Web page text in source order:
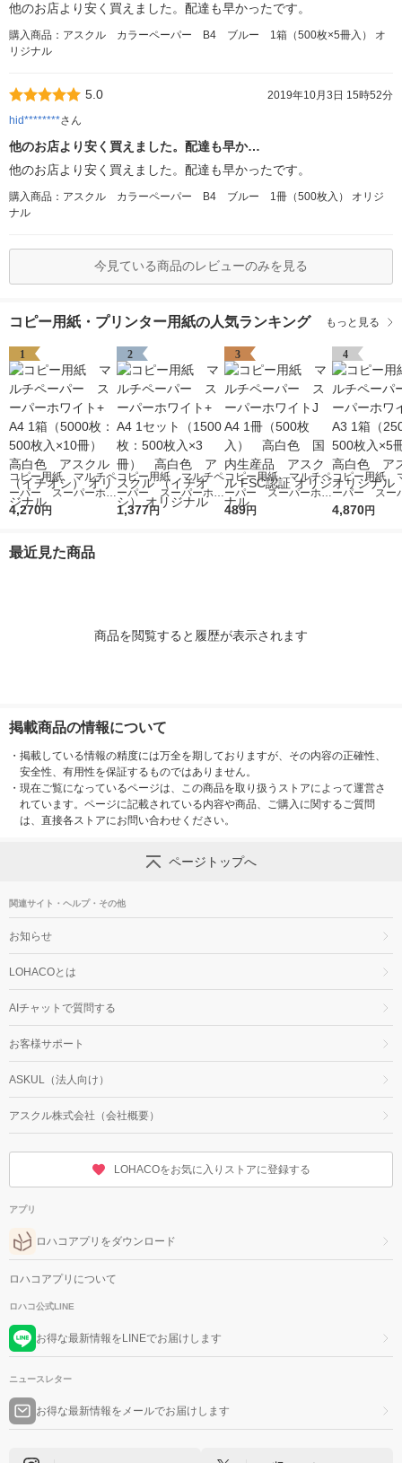
他のお店より安く買えました。配達も早かったです。
購入商品：アスクル カラーペーパー B4 ブルー 1箱（500枚×5冊入） オ
リジナル
5.0
2019年10月3日 15時52分
hid********さん
他のお店より安く買えました。配達も早か…
他のお店より安く買えました。配達も早かったです。
購入商品：アスクル カラーペーパー B4 ブルー 1冊（500枚入） オリジ
ナル
今見ている商品のレビューのみを見る
コピー用紙・プリンター用紙の人気ランキング もっと見る
1
コピー用紙 マルチペ
ーパー スーパーホワ
イト+ A4 1箱（5000
（イチオシ） オリジ
4,270円
2
コピー用紙 マルチペ
ーパー スーパーホワ
イト+ A4 1セット
1,377円
3
コピー用紙 マルチペ
ーパー スーパーホワ
イトJ A4 1冊（500
489円
4
コピー用紙
ーパー スー
イト+ A3 1
4,870円
最近見た商品
商品を閲覧すると履歴が表示されます
掲載商品の情報について
・ 掲載している情報の精度には万全を期しておりますが、その内容の正確性、
安全性、有用性を保証するものではありません。
・ 現在ご覧になっているページは、この商品を取り扱うストアによって運営さ
れています。ページに記載されている内容や商品、ご購入に関するご質問
は、直接各ストアにお問い合わせください。
ページトップへ
関連サイト・ヘルプ・その他
お知らせ
LOHACOとは
AIチャットで質問する
お客様サポート
ASKUL（法人向け）
アスクル株式会社（会社概要）
LOHACOをお気に入りストアに登録する
アプリ
ロハコアプリをダウンロード
ロハコアプリについて
ロハコ公式LINE
お得な最新情報をLINEでお届けします
ニュースレター
お得な最新情報をメールでお届けします